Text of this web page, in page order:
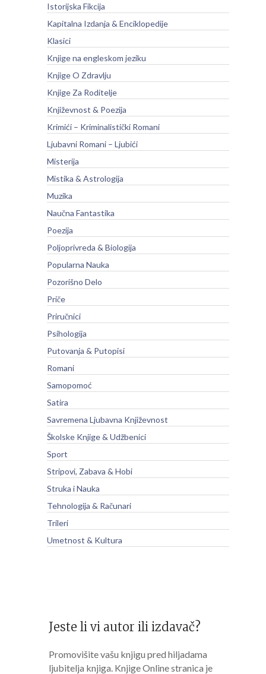
Istorijska Fikcija
Kapitalna Izdanja & Enciklopedije
Klasici
Knjige na engleskom jeziku
Knjige O Zdravlju
Knjige Za Roditelje
Književnost & Poezija
Krimići – Kriminalistički Romani
Ljubavni Romani – Ljubići
Misterija
Mistika & Astrologija
Muzika
Naučna Fantastika
Poezija
Poljoprivreda & Biologija
Popularna Nauka
Pozorišno Delo
Priče
Priručnici
Psihologija
Putovanja & Putopisi
Romani
Samopomoć
Satira
Savremena Ljubavna Književnost
Školske Knjige & Udžbenici
Sport
Stripovi, Zabava & Hobi
Struka i Nauka
Tehnologija & Računari
Trileri
Umetnost & Kultura
Jeste li vi autor ili izdavač?
Promovišite vašu knjigu pred hiljadama
ljubitelja knjiga. Knjige Online stranica je